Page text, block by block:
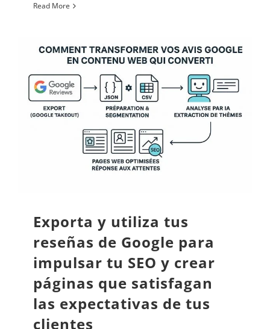
Read More
Exporta y utiliza tus
reseñas de Google para
impulsar tu SEO y crear
páginas que satisfagan
las expectativas de tus
clientes